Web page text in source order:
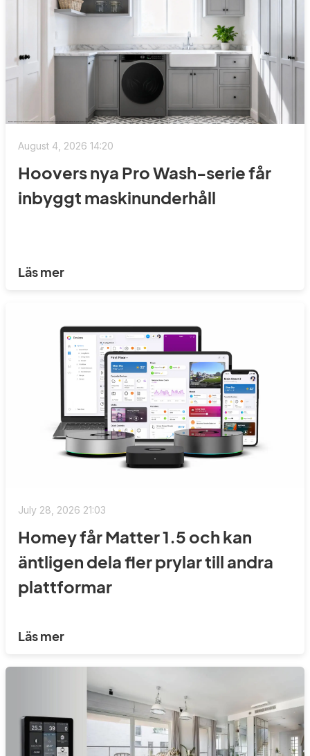
August 4, 2026 14:20
Hoovers nya Pro Wash-serie får
inbyggt maskinunderhåll
Läs mer
July 28, 2026 21:03
Homey får Matter 1.5 och kan
äntligen dela fler prylar till andra
plattformar
Läs mer